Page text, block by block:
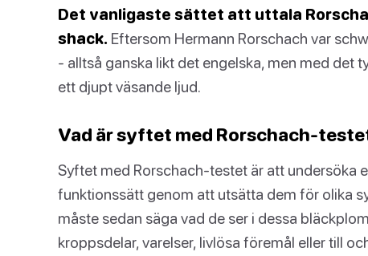
Det vanligaste sättet att uttala
shack. Eftersom Hermann Rorschach var
- alltså ganska likt det engelska, men med det
ett djupt väsande ljud.
Vad är syftet med Rorschach-
Syftet med Rorschach-testet är att undersöka
funktionssätt genom att utsätta dem för olika
måste sedan säga vad de ser i dessa
kroppsdelar, varelser, livlösa föremål eller till